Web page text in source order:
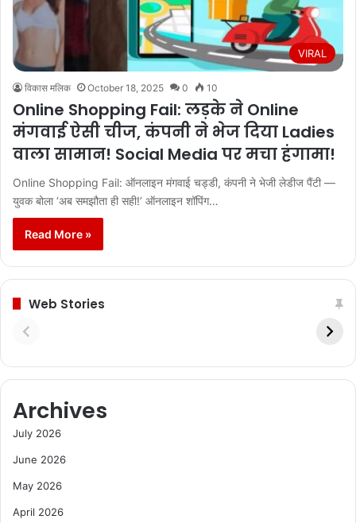
VIRAL
विकास मलिक October 18, 2025 0 10
Online Shopping Fail: लड़के ने Online
मंगवाई ऐसी चीज, कंपनी ने भेज दिया Ladies
वाला सामान! Social Media पर मचा हंगामा!
Online Shopping Fail: ऑनलाइन मंगवाई चड्डी, कंपनी ने भेजी लेडीज पैंटी —
युवक बोला ‘अब समझौता ही सही!’ ऑनलाइन शॉपिंग…
Read More »
Web Stories
Archives
July 2026
June 2026
May 2026
April 2026